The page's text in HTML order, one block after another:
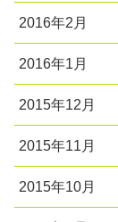
2016年2月
2016年1月
2015年12月
2015年11月
2015年10月